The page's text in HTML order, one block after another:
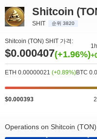
Shitcoin
SHIT 순위 3820
Shitcoin (TON) SHIT 가격:
$0.000407(+1.96%)
1h
ETH 0.00000021 (+0.89%)BTC 0.0
$0.000393
Operations on Shitcoin